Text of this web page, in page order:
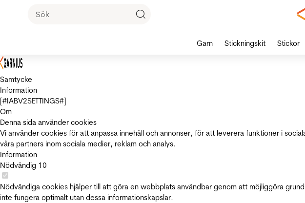
Samtycke
Information
[#IABV2SETTINGS#]
Om
Denna sida använder cookies
Vi använder cookies för att anpassa innehåll och annonser, för att leverera funktioner i
våra partners inom sociala medier, reklam och analys.
Information
Nödvändig 10
Nödvändiga cookies hjälper till att göra en webbplats användbar genom att möjliggöra
inte fungera optimalt utan dessa informationskapslar.
Garn Stickningskit Stickor